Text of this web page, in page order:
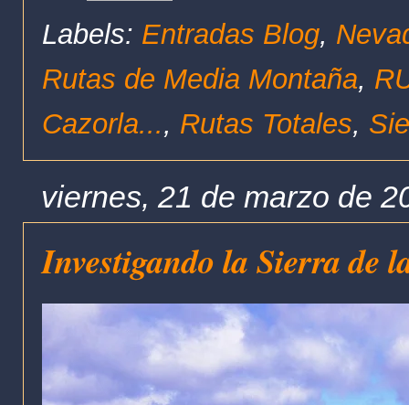
Labels: Entradas Blog,
Rutas de Media Montaña,
Cazorla..., Rutas Totales,
viernes, 21 de marzo de
Investigando la Sierra de